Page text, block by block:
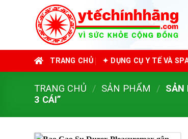
TRANG CHỦ ✦ DỤNG CỤ Y TẾ VÀ
TRANG CHỦ / SẢN PHẨM / SẢN
3 CÁI”